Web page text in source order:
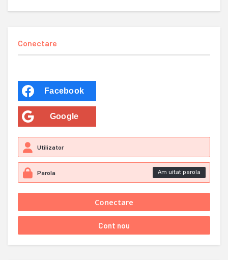
Conectare
Facebook
Google
Am uitat parola